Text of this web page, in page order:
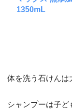
1350mL
体を洗う石けんは
シャンプーは子ど